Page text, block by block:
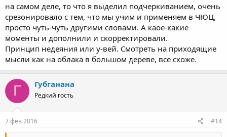
на самом деле, то что я выделил подчеркиванием, очень
срезонировало с тем, что мы учим и применяем в ЧЮЦ,
просто чуть-чуть другими словами. А каое-какие
моменты и дополнили и скорректировали.
Принцип недеяния или у-вей. Смотреть на приходящие
мысли как на облака в большом дереве, все схоже.
Г Губганана
Редкий гость
7 фев 2016 #14